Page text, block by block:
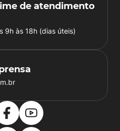
de atendimento
9h às 18h (dias úteis)